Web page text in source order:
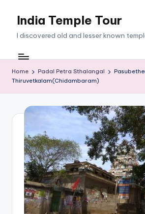
India Temple Tour
I discovered old and lesser known
Home Padal Petra Sthalangal
Thiruvetkalam(Chidambaram)